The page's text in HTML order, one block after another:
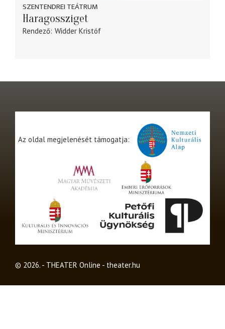
SZENTENDREI TEÁTRUM
Haragossziget
Rendező Widder Kristóf
Az oldal megjelenését támogatja:
© 2026. - THEATER Online - theater.hu